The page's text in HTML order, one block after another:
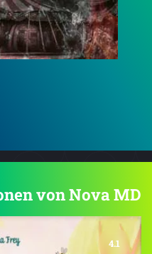
von Nova MD
4.1